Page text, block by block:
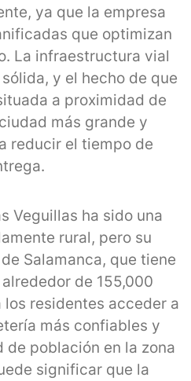
ya que la empresa
que optimizan
La infraestructura vial
y el hecho de que
a proximidad de
más grande y
reducir el tiempo de
Veguillas ha sido una
rural, pero su
Salamanca, que tiene
de 155,000
residentes acceder a
más confiables y
de población en la zona
significar que la